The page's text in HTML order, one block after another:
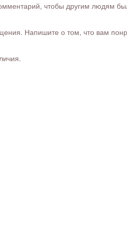
чтобы другим людям
Напишите о том, что вам